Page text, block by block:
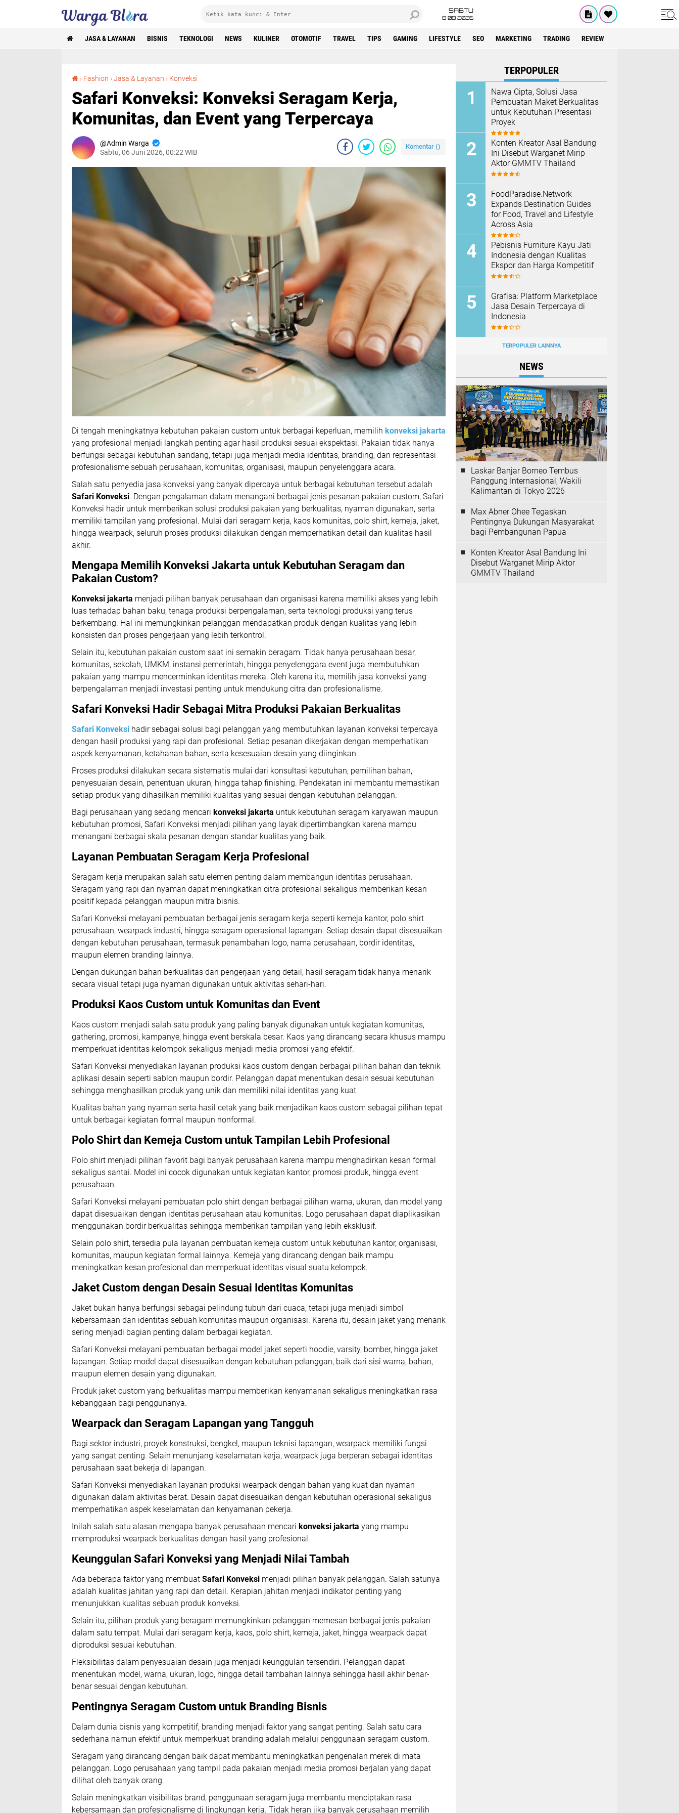
SABTU
8 08 2026
JASA & LAYANAN BISNIS TEKNOLOGI NEWS KULINER OTOMOTIF TRAVEL TIPS GAMING LIFESTYLE SEO MARKETING TRADING REVIEW
› Fashion ›Jasa & Layanan › Konveksi
Safari Konveksi: Konveksi Seragam Kerja,
Komunitas, dan Event yang Terpercaya
Admin Warga
Sabtu, 06 Juni 2026, 00:22 WIB
Komentar ()
Di tengah meningkatnya kebutuhan pakaian custom untuk berbagai keperluan, memilih konveksi jakarta
yang profesional menjadi langkah penting agar hasil produksi sesuai ekspektasi. Pakaian tidak hanya
berfungsi sebagai kebutuhan sandang, tetapi juga menjadi media identitas, branding, dan representasi
profesionalisme sebuah perusahaan, komunitas, organisasi, maupun penyelenggara acara.
Salah satu penyedia jasa konveksi yang banyak dipercaya untuk berbagai kebutuhan tersebut adalah
Safari Konveksi. Dengan pengalaman dalam menangani berbagai jenis pesanan pakaian custom, Safari
Konveksi hadir untuk memberikan solusi produksi pakaian yang berkualitas, nyaman digunakan, serta
memiliki tampilan yang profesional. Mulai dari seragam kerja, kaos komunitas, polo shirt, kemeja, jaket,
hingga wearpack, seluruh proses produksi dilakukan dengan memperhatikan detail dan kualitas hasil
akhir.
Mengapa Memilih Konveksi Jakarta untuk Kebutuhan Seragam dan
Pakaian Custom?
Konveksi jakarta menjadi pilihan banyak perusahaan dan organisasi karena memiliki akses yang lebih
luas terhadap bahan baku, tenaga produksi berpengalaman, serta teknologi produksi yang terus
berkembang. Hal ini memungkinkan pelanggan mendapatkan produk dengan kualitas yang lebih
konsisten dan proses pengerjaan yang lebih terkontrol.
Selain itu, kebutuhan pakaian custom saat ini semakin beragam. Tidak hanya perusahaan besar,
komunitas, sekolah, UMKM, instansi pemerintah, hingga penyelenggara event juga membutuhkan
pakaian yang mampu mencerminkan identitas mereka. Oleh karena itu, memilih jasa konveksi yang
berpengalaman menjadi investasi penting untuk mendukung citra dan profesionalisme.
Safari Konveksi Hadir Sebagai Mitra Produksi Pakaian Berkualitas
Safari Konveksi hadir sebagai solusi bagi pelanggan yang membutuhkan layanan konveksi terpercaya
dengan hasil produksi yang rapi dan profesional. Setiap pesanan dikerjakan dengan memperhatikan
aspek kenyamanan, ketahanan bahan, serta kesesuaian desain yang diinginkan.
Proses produksi dilakukan secara sistematis mulai dari konsultasi kebutuhan, pemilihan bahan,
penyesuaian desain, penentuan ukuran, hingga tahap finishing. Pendekatan ini membantu memastikan
setiap produk yang dihasilkan memiliki kualitas yang sesuai dengan kebutuhan pelanggan.
Bagi perusahaan yang sedang mencari konveksi jakarta untuk kebutuhan seragam karyawan maupun
kebutuhan promosi, Safari Konveksi menjadi pilihan yang layak dipertimbangkan karena mampu
menangani berbagai skala pesanan dengan standar kualitas yang baik.
Layanan Pembuatan Seragam Kerja Profesional
Seragam kerja merupakan salah satu elemen penting dalam membangun identitas perusahaan.
Seragam yang rapi dan nyaman dapat meningkatkan citra profesional sekaligus memberikan kesan
positif kepada pelanggan maupun mitra bisnis.
Safari Konveksi melayani pembuatan berbagai jenis seragam kerja seperti kemeja kantor, polo shirt
perusahaan, wearpack industri, hingga seragam operasional lapangan. Setiap desain dapat disesuaikan
dengan kebutuhan perusahaan, termasuk penambahan logo, nama perusahaan, bordir identitas,
maupun elemen branding lainnya.
Dengan dukungan bahan berkualitas dan pengerjaan yang detail, hasil seragam tidak hanya menarik
secara visual tetapi juga nyaman digunakan untuk aktivitas sehari-hari.
Produksi Kaos Custom untuk Komunitas dan Event
Kaos custom menjadi salah satu produk yang paling banyak digunakan untuk kegiatan komunitas,
gathering, promosi, kampanye, hingga event berskala besar. Kaos yang dirancang secara khusus mampu
memperkuat identitas kelompok sekaligus menjadi media promosi yang efektif.
Safari Konveksi menyediakan layanan produksi kaos custom dengan berbagai pilihan bahan dan teknik
aplikasi desain seperti sablon maupun bordir. Pelanggan dapat menentukan desain sesuai kebutuhan
sehingga menghasilkan produk yang unik dan memiliki nilai identitas yang kuat.
Kualitas bahan yang nyaman serta hasil cetak yang baik menjadikan kaos custom sebagai pilihan tepat
untuk berbagai kegiatan formal maupun nonformal.
Polo Shirt dan Kemeja Custom untuk Tampilan Lebih Profesional
Polo shirt menjadi pilihan favorit bagi banyak perusahaan karena mampu menghadirkan kesan formal
sekaligus santai. Model ini cocok digunakan untuk kegiatan kantor, promosi produk, hingga event
perusahaan.
Safari Konveksi melayani pembuatan polo shirt dengan berbagai pilihan warna, ukuran, dan model yang
dapat disesuaikan dengan identitas perusahaan atau komunitas. Logo perusahaan dapat diaplikasikan
menggunakan bordir berkualitas sehingga memberikan tampilan yang lebih eksklusif.
Selain polo shirt, tersedia pula layanan pembuatan kemeja custom untuk kebutuhan kantor, organisasi,
komunitas, maupun kegiatan formal lainnya. Kemeja yang dirancang dengan baik mampu
meningkatkan kesan profesional dan memperkuat identitas visual suatu kelompok.
Jaket Custom dengan Desain Sesuai Identitas Komunitas
Jaket bukan hanya berfungsi sebagai pelindung tubuh dari cuaca, tetapi juga menjadi simbol
kebersamaan dan identitas sebuah komunitas maupun organisasi. Karena itu, desain jaket yang menarik
sering menjadi bagian penting dalam berbagai kegiatan.
Safari Konveksi melayani pembuatan berbagai model jaket seperti hoodie, varsity, bomber, hingga jaket
lapangan. Setiap model dapat disesuaikan dengan kebutuhan pelanggan, baik dari sisi warna, bahan,
maupun elemen desain yang digunakan.
Produk jaket custom yang berkualitas mampu memberikan kenyamanan sekaligus meningkatkan rasa
kebanggaan bagi penggunanya.
Wearpack dan Seragam Lapangan yang Tangguh
Bagi sektor industri, proyek konstruksi, bengkel, maupun teknisi lapangan, wearpack memiliki fungsi
yang sangat penting. Selain menunjang keselamatan kerja, wearpack juga berperan sebagai identitas
perusahaan saat bekerja di lapangan.
Safari Konveksi menyediakan layanan produksi wearpack dengan bahan yang kuat dan nyaman
digunakan dalam aktivitas berat. Desain dapat disesuaikan dengan kebutuhan operasional sekaligus
memperhatikan aspek keselamatan dan kenyamanan pekerja.
Inilah salah satu alasan mengapa banyak perusahaan mencari konveksi jakarta yang mampu
memproduksi wearpack berkualitas dengan hasil yang profesional.
Keunggulan Safari Konveksi yang Menjadi Nilai Tambah
Ada beberapa faktor yang membuat Safari Konveksi menjadi pilihan banyak pelanggan. Salah satunya
adalah kualitas jahitan yang rapi dan detail. Kerapian jahitan menjadi indikator penting yang
menunjukkan kualitas sebuah produk konveksi.
Selain itu, pilihan produk yang beragam memungkinkan pelanggan memesan berbagai jenis pakaian
dalam satu tempat. Mulai dari seragam kerja, kaos, polo shirt, kemeja, jaket, hingga wearpack dapat
diproduksi sesuai kebutuhan.
Fleksibilitas dalam penyesuaian desain juga menjadi keunggulan tersendiri. Pelanggan dapat
menentukan model, warna, ukuran, logo, hingga detail tambahan lainnya sehingga hasil akhir benar-
benar sesuai dengan kebutuhan.
Pentingnya Seragam Custom untuk Branding Bisnis
Dalam dunia bisnis yang kompetitif, branding menjadi faktor yang sangat penting. Salah satu cara
sederhana namun efektif untuk memperkuat branding adalah melalui penggunaan seragam custom.
Seragam yang dirancang dengan baik dapat membantu meningkatkan pengenalan merek di mata
pelanggan. Logo perusahaan yang tampil pada pakaian menjadi media promosi berjalan yang dapat
dilihat oleh banyak orang.
Selain meningkatkan visibilitas brand, penggunaan seragam juga membantu menciptakan rasa
kebersamaan dan profesionalisme di lingkungan kerja. Tidak heran jika banyak perusahaan memilih
TERPOPULER
Nawa Cipta, Solusi Jasa
Pembuatan Maket Berkualitas
untuk Kebutuhan Presentasi
Proyek
Konten Kreator Asal Bandung
Ini Disebut Warganet Mirip
Aktor GMMTV Thailand
FoodParadise.Network
Expands Destination Guides
for Food, Travel and Lifestyle
Across Asia
Pebisnis Furniture Kayu Jati
Indonesia dengan Kualitas
Ekspor dan Harga Kompetitif
Grafisa: Platform Marketplace
Jasa Desain Terpercaya di
Indonesia
TERPOPULER LAINNYA
NEWS
Laskar Banjar Borneo Tembus
Panggung Internasional, Wakili
Kalimantan di Tokyo 2026
Max Abner Ohee Tegaskan
Pentingnya Dukungan Masyarakat
bagi Pembangunan Papua
Konten Kreator Asal Bandung Ini
Disebut Warganet Mirip Aktor
GMMTV Thailand